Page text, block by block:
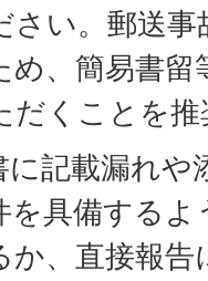
さい。郵送
め、簡易書
だくことを
に記載漏れ
を具備する
か、直接報